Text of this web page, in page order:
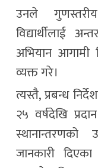
उनले
विद्यार्थीलाई
अभियान आगामी
व्यक्त गरे।
त्यस्तै, प्रबन्ध
२५ वर्षदेखि
स्थानान्तरणको
जानकारी